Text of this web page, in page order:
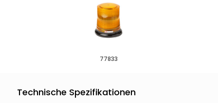
77833
Technische Spezifikationen